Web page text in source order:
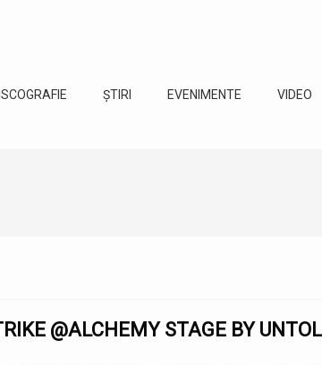
ȘTIRI EVENIMENTE VIDEO
@ALCHEMY STAGE BY